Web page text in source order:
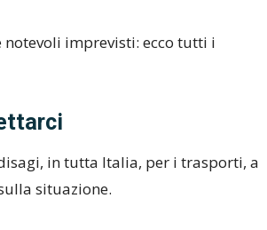
imprevisti: ecco tutti i
in tutta Italia, per i trasporti, a
situazione.